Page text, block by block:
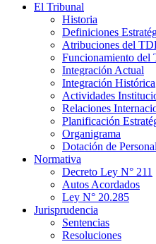
El Tribunal
Historia
Definiciones
Atribuciones del
Funcionamiento del
Integración Actual
Integración Histórica
Actividades
Relaciones
Planificación
Organigrama
Dotación de Personal
Normativa
Decreto Ley N° 211
Autos Acordados
Ley N° 20.285
Jurisprudencia
Sentencias
Resoluciones